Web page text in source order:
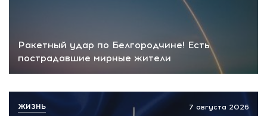
Ракетный удар по Белгородчине! Есть
пострадавшие мирные жители
7 августа 2026
ЖИЗНЬ